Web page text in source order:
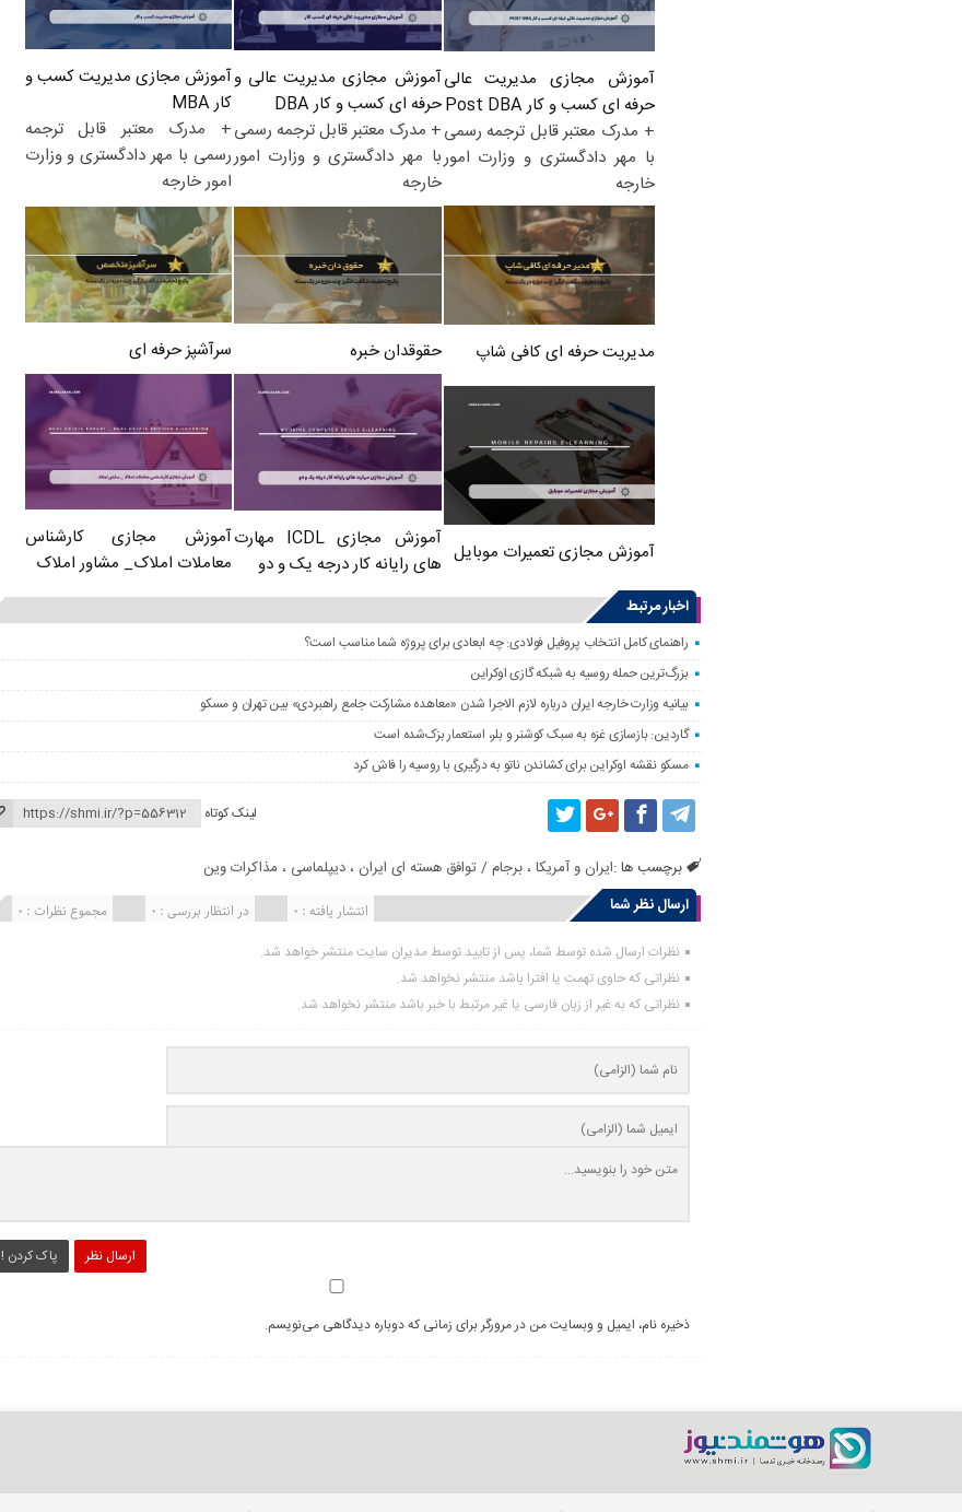
آموزش مجازی مدیریت عالی
حرفه ای کسب و کار Post DBA
+ مدرک معتبر قابل ترجمه رسمی
با مهر دادگستری و وزارت امور
خارجه
آموزش مجازی مدیریت عالی و
حرفه ای کسب و کار DBA
+ مدرک معتبر قابل ترجمه رسمی
با مهر دادگستری و وزارت امور
خارجه
آموزش مجازی مدیریت کسب و
کار MBA
+ مدرک معتبر قابل ترجمه
رسمی با مهر دادگستری و وزارت
امور خارجه
مدیریت حرفه ای کافی شاپ حقوقدان خبره سرآشپز حرفه ای
آموزش مجازی تعمیرات موبایل
آموزش مجازی ICDL مهارت
های رایانه کار درجه یک و دو
آموزش مجازی کارشناس
معاملات املاک_ مشاور املاک
اخبار مرتبط
راهنمای کامل انتخاب پروفیل فولادی: چه ابعادی برای پروژه شما مناسب است؟
بزرگ‌ترین حمله روسیه به شبکه گازی اوکراین
بیانیه وزارت خارجه ایران درباره لازم‌ الاجرا شدن «معاهده مشارکت جامع راهبردی» بین تهران و مسکو
گاردین: بازسازی غزه به سبک کوشنر و بلر، استعمار بزک‌شده است
مسکو نقشه اوکراین برای کشاندن ناتو به درگیری با روسیه را فاش کرد
لینک کوتاه
برچسب ها :ایران و آمریکا ،برجام / توافق هسته ای ایران ،دیپلماسی ، مذاکرات وین
ارسال نظر شما
مجموع نظرات : 0 در انتظار بررسی : 0 انتشار یافته : 0
نظرات ارسال شده توسط شما، پس از تایید توسط مدیران سایت منتشر خواهد شد.
نظراتی که حاوی تهمت یا افترا باشد منتشر نخواهد شد.
نظراتی که به غیر از زبان فارسی یا غیر مرتبط با خبر باشد منتشر نخواهد شد.
ارسال نظر پاک کردن !
ذخیره نام، ایمیل و وبسایت من در مرورگر برای زمانی که دوباره دیدگاهی می‌نویسم.